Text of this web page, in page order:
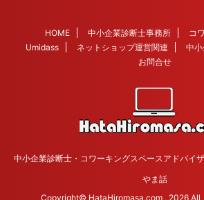
HOME 中小企業診断士事務所
コ
Umidass
ネットショップ運営関連
中
お問合せ
中小企業診断士・コワーキングスペースアドバイ
やま話
Copyright© HataHiromasa.com , 2026 All